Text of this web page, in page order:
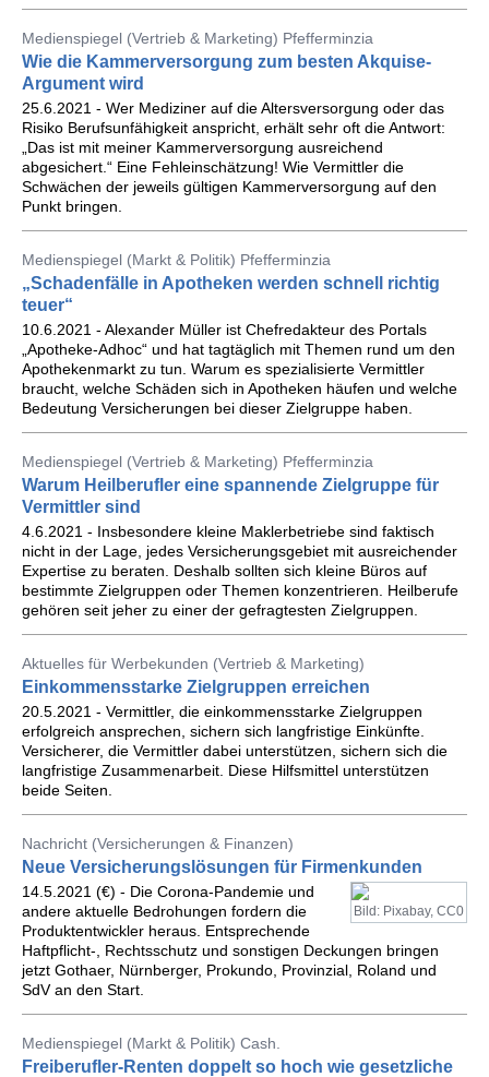
Medienspiegel (Vertrieb & Marketing) Pfefferminzia
Wie die Kammerversorgung zum besten Akquise-
Argument wird
25.6.2021 - Wer Mediziner auf die Altersversorgung oder das
Risiko Berufsunfähigkeit anspricht, erhält sehr oft die Antwort:
„Das ist mit meiner Kammerversorgung ausreichend
abgesichert.“ Eine Fehleinschätzung! Wie Vermittler die
Schwächen der jeweils gültigen Kammerversorgung auf den
Punkt bringen.
Medienspiegel (Markt & Politik) Pfefferminzia
„Schadenfälle in Apotheken werden schnell richtig
teuer“
10.6.2021 - Alexander Müller ist Chefredakteur des Portals
„Apotheke-Adhoc“ und hat tagtäglich mit Themen rund um den
Apothekenmarkt zu tun. Warum es spezialisierte Vermittler
braucht, welche Schäden sich in Apotheken häufen und welche
Bedeutung Versicherungen bei dieser Zielgruppe haben.
Medienspiegel (Vertrieb & Marketing) Pfefferminzia
Warum Heilberufler eine spannende Zielgruppe für
Vermittler sind
4.6.2021 - Insbesondere kleine Maklerbetriebe sind faktisch
nicht in der Lage, jedes Versicherungsgebiet mit ausreichender
Expertise zu beraten. Deshalb sollten sich kleine Büros auf
bestimmte Zielgruppen oder Themen konzentrieren. Heilberufe
gehören seit jeher zu einer der gefragtesten Zielgruppen.
Aktuelles für Werbekunden (Vertrieb & Marketing)
Einkommensstarke Zielgruppen erreichen
20.5.2021 - Vermittler, die einkommensstarke Zielgruppen
erfolgreich ansprechen, sichern sich langfristige Einkünfte.
Versicherer, die Vermittler dabei unterstützen, sichern sich die
langfristige Zusammenarbeit. Diese Hilfsmittel unterstützen
beide Seiten.
Nachricht (Versicherungen & Finanzen)
Neue Versicherungslösungen für Firmenkunden
Bild: Pixabay, CC0
14.5.2021 (€) - Die Corona-Pandemie und
andere aktuelle Bedrohungen fordern die
Produktentwickler heraus. Entsprechende
Haftpflicht-, Rechtsschutz und sonstigen Deckungen bringen
jetzt Gothaer, Nürnberger, Prokundo, Provinzial, Roland und
SdV an den Start.
Medienspiegel (Markt & Politik) Cash.
Freiberufler-Renten doppelt so hoch wie gesetzliche